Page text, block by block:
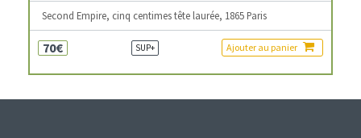
Second Empire, cinq centimes tête laurée, 1865 Paris
70€ SUP+ Ajouter au panier